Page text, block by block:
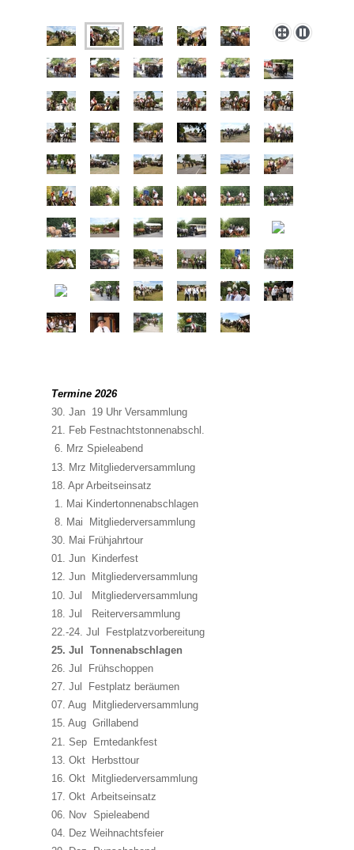
Termine 2026
30. Jan 19 Uhr Versammlung
21. Feb Festnachtstonnenabschl.
6. Mrz Spieleabend
13. Mrz Mitgliederversammlung
18. Apr Arbeitseinsatz
1. Mai Kindertonnenabschlagen
8. Mai Mitgliederversammlung
30. Mai Frühjahrtour
01. Jun Kinderfest
12. Jun Mitgliederversammlung
10. Jul Mitgliederversammlung
18. Jul Reiterversammlung
22.-24. Jul Festplatzvorbereitung
25. Jul Tonnenabschlagen
26. Jul Frühschoppen
27. Jul Festplatz beräumen
07. Aug Mitgliederversammlung
15. Aug Grillabend
21. Sep Erntedankfest
13. Okt Herbsttour
16. Okt Mitgliederversammlung
17. Okt Arbeitseinsatz
06. Nov Spieleabend
04. Dez Weihnachtsfeier